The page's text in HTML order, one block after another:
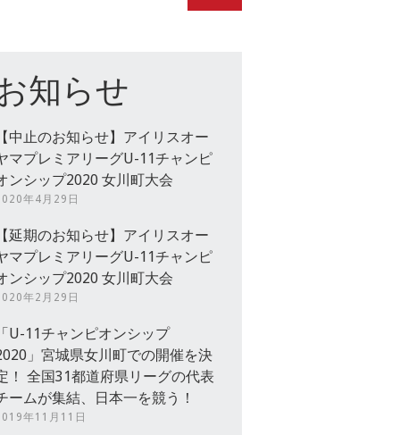
知らせ
中止のお知らせ】アイリスオー
マプレミアリーグU-11チャンピ
ンシップ2020 女川町大会
年4月29日
延期のお知らせ】アイリスオー
マプレミアリーグU-11チャンピ
ンシップ2020 女川町大会
年2月29日
U-11チャンピオンシップ
」宮城県女川町での開催を決
！ 全国31都道府県リーグの代表
ームが集結、日本一を競う！
年11月11日